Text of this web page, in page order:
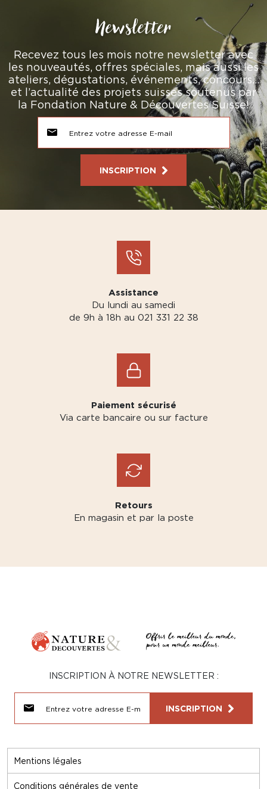
Newsletter
Recevez tous les mois notre newsletter avec
les nouveautés, offres spéciales, mais aussi les
ateliers, dégustations, événements, concours…
et l’actualité des projets suisses soutenus par
la Fondation Nature & Découvertes Suisse!
INSCRIPTION
Assistance
Du lundi au samedi
de 9h à 18h au 021 331 22 38
Paiement sécurisé
Via carte bancaire ou sur facture
Retours
En magasin et par la poste
Mentions légales
Conditions générales de vente
INSCRIPTION À NOTRE NEWSLETTER :
INSCRIPTION